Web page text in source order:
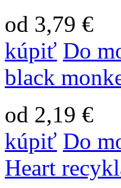
od 3,79 €
kúpiť Do
black
od 2,19 €
kúpiť Do
Heart